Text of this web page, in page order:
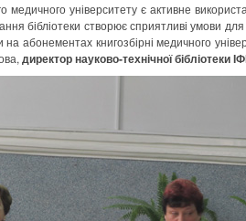
університету є активне
бібліотеки створює сприятливі умови
абонементах книгозбірні медичного
директор науково-технічної